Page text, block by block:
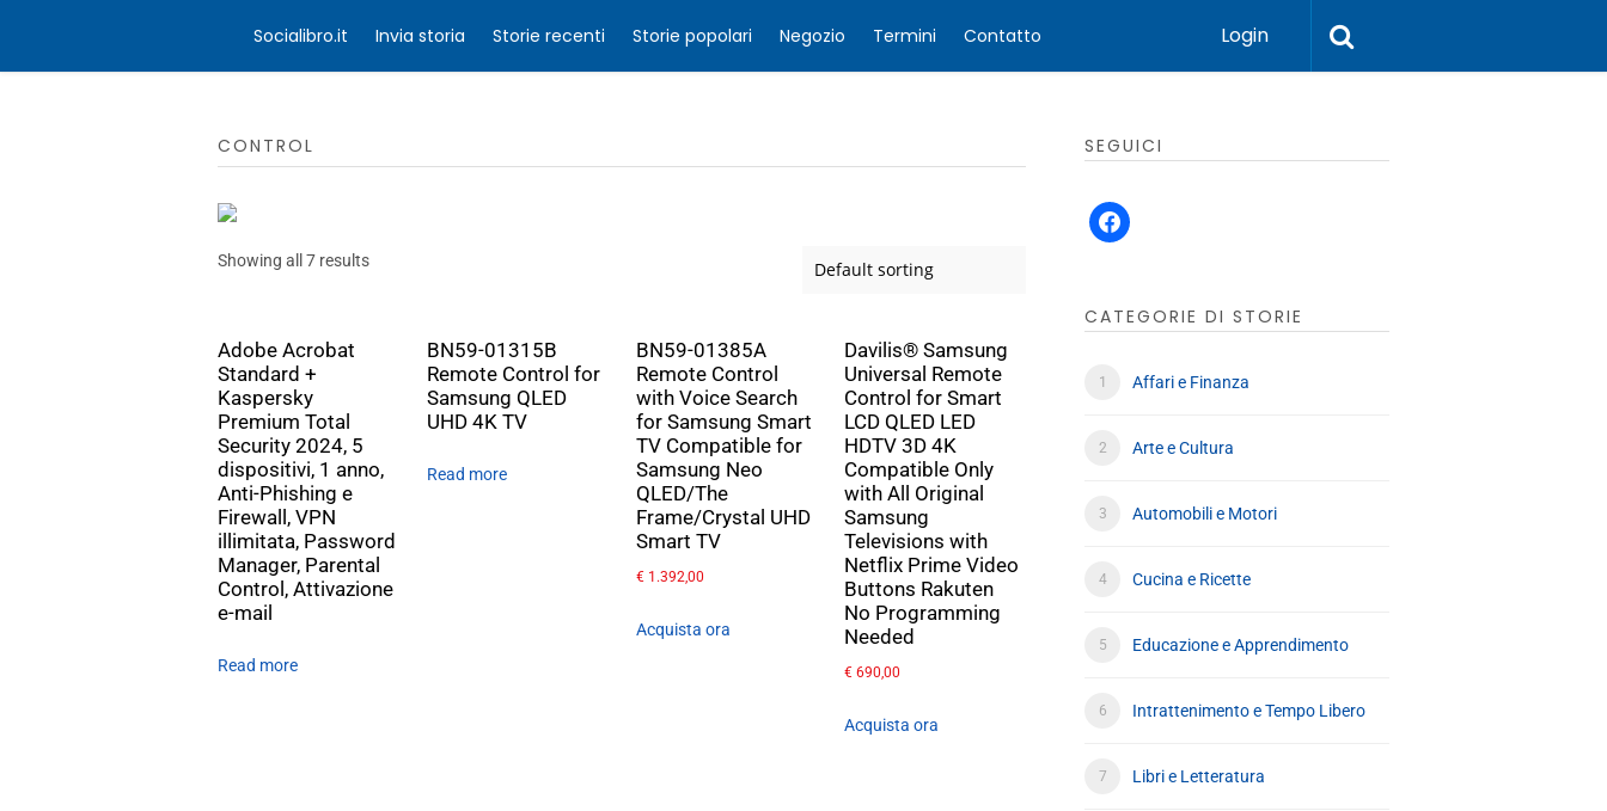
Socialibro.it Invia storia Storie recenti Storie popolari Negozio Termini Contatto Login
CONTROL
Showing all 7 results
Adobe Acrobat
Standard +
Kaspersky
Premium Total
Security 2024, 5
dispositivi, 1 anno,
Anti-Phishing e
Firewall, VPN
illimitata, Password
Manager, Parental
Control, Attivazione
e-mail
Read more
BN59-01315B
Remote Control for
Samsung QLED
UHD 4K TV
Read more
BN59-01385A
Remote Control
with Voice Search
for Samsung Smart
TV Compatible for
Samsung Neo
QLED/The
Frame/Crystal UHD
Smart TV
€1.392,00
Acquista ora
Davilis® Samsung
Universal Remote
Control for Smart
LCD QLED LED
HDTV 3D 4K
Compatible Only
with All Original
Samsung
Televisions with
Netflix Prime Video
Buttons Rakuten
No Programming
Needed
€ 690,00
Acquista ora
SEGUICI
facebook
CATEGORIE DI STORIE
Affari e Finanza
Arte e Cultura
Automobili e Motori
Cucina e Ricette
Educazione e Apprendimento
Intrattenimento e Tempo Libero
Libri e Letteratura